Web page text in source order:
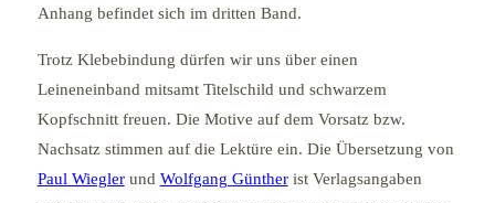
Anhang befindet sich im dritten Band.
Trotz Klebebindung dürfen wir uns über einen
Leineneinband mitsamt Titelschild und schwarzem
Kopfschnitt freuen. Die Motive auf dem Vorsatz bzw.
Nachsatz stimmen auf die Lektüre ein. Die Übersetzung von
Paul Wieglerund Wolfgang Güntherist Verlagsangaben